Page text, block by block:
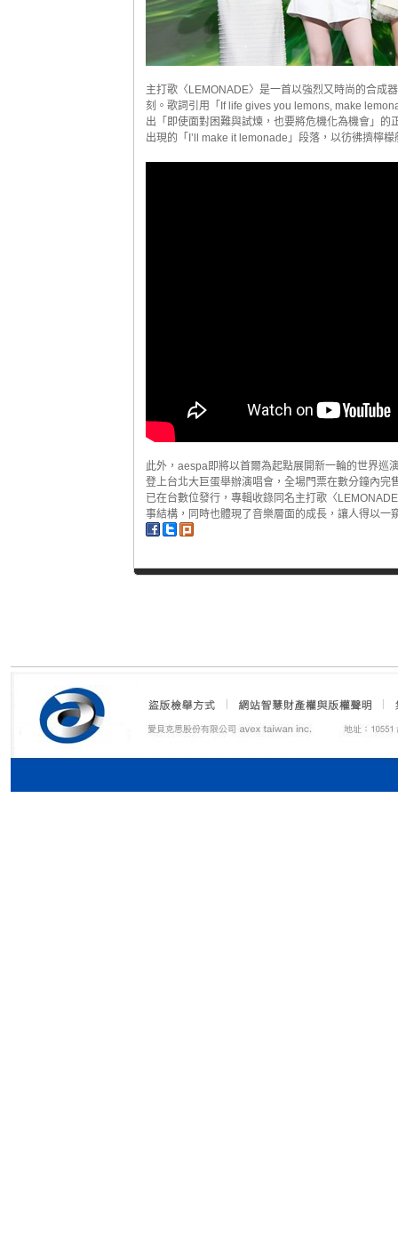
主打歌〈LEMONADE〉是一首以強烈又時尚的合成
刻。歌詞引用「If life gives you lemons, make
出「即使面對困難與試煉，也要將危機化為機會」
出現的「I’ll make it lemonade」段落，以彷彿擠檸
此外，aespa即將以首爾為起點展開新一輪的世界巡
登上台北大巨蛋舉辦演唱會，全場門票在數分鐘內
已在台數位發行，專輯收錄同名主打歌〈
事結構，同時也體現了音樂層面的成長，讓人得以一